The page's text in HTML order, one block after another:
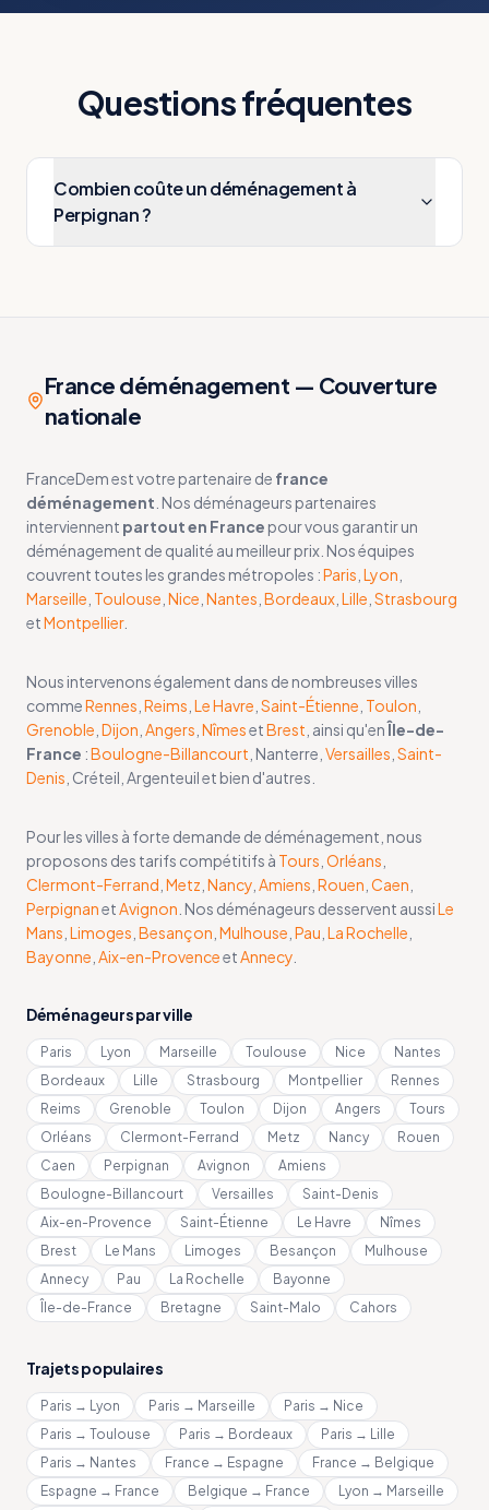
Questions fréquentes
Combien coûte un déménagement à
Perpignan ?
France déménagement — Couverture
nationale
FranceDem est votre partenaire de france
déménagement . Nos déménageurs partenaires
interviennent partout en France pour vous garantir un
déménagement de qualité au meilleur prix. Nos équipes
couvrent toutes les grandes métropoles :Paris Lyon
Marseille Toulouse Nice Nantes Bordeaux Lille Strasbourg
etMontpellier.
Nous intervenons également dans de nombreuses villes
commeRennes Reims Le Havre Saint-Étienne Toulon
Grenoble Dijon Angers NîmesetBrest , ainsi qu'enÎle-de-
France :Boulogne-Billancourt , Nanterre, Versailles Saint-
Denis , Créteil, Argenteuil et bien d'autres.
Pour les villes à forte demande de déménagement, nous
proposons des tarifs compétitifs à Tours Orléans
Clermont-Ferrand Metz Nancy Amiens Rouen Caen
PerpignanetAvignon . Nos déménageurs desservent aussiLe
Mans Limoges Besançon Mulhouse Pau La Rochelle
Bayonne Aix-en-ProvenceetAnnecy
Déménageurs par ville
Paris Lyon Marseille Toulouse Nice
Nantes
Bordeaux
Lille Strasbourg Montpellier
Rennes
Reims
Grenoble Toulon Dijon Angers
Tours
Orléans
Clermont-Ferrand Metz Nancy
Rouen
Caen
Perpignan Avignon
Amiens
Boulogne-Billancourt
Versailles
Saint-Denis
Aix-en-Provence
Saint-Étienne Le Havre
Nîmes
Brest
Le Mans Limoges Besançon
Mulhouse
Annecy
Pau La Rochelle
Bayonne
Île-de-France
Bretagne Saint-Malo Cahors
Trajets populaires
Paris → Lyon Paris → Marseille
Paris → Nice
Paris → Toulouse
Paris → Bordeaux
Paris → Lille
Paris → Nantes
France → Espagne
France → Belgique
Espagne → France
Belgique → France
Lyon → Marseille